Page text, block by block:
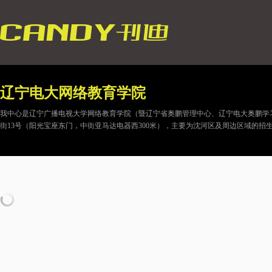
辽宁电大网络教育学院
我中心是辽宁广播电视大学网络教育学院（暨辽宁省奥鹏管理中心、辽宁电大奥鹏
街13号（阳光宝座东门，中街亚马达电器西300米），主要为沈河区及周边区域的招